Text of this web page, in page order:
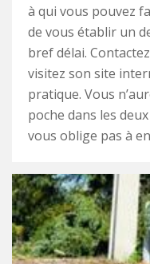
à qui vous pouvez
de vous établir un
bref délai.
visitez son site
pratique. Vous
poche dans les
vous oblige pas à